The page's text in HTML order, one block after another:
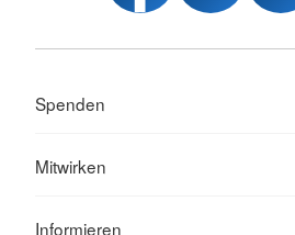
Spenden
Mitwirken
Informieren